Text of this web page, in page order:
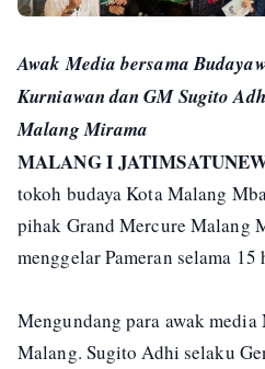
Awak Media bersama
Kurniawan dan GM Sugito
Malang Mirama
MALANG I
tokoh budaya Kota Malang
pihak Grand Mercure Malang
menggelar Pameran selama
Mengundang para awak
Malang. Sugito Adhi selaku